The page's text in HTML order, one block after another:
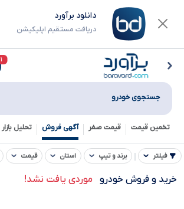
دانلود برآورد
دریافت مستقیم اپلیکیشن
۱
جستجوی خودرو
تخمین قیمت قیمت صفر آگهی فروش تحلیل بازار
فیلتر برند و تیپ استان قیمت
خرید و فروش خودرو موردی یافت نشد!